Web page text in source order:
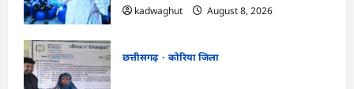
kadwaghut
August 8, 2026
छत्तीसगढ़
कोरिया जिला